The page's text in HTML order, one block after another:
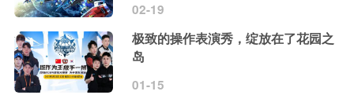
02-19
极致的操作表演秀，绽放在了花园之
岛
01-15